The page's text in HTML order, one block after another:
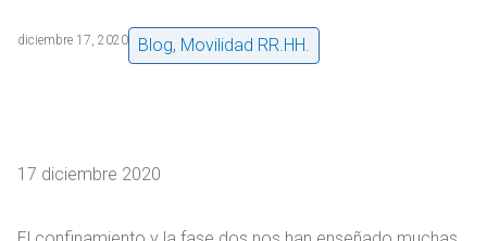
diciembre 17, 2020 Blog, Movilidad RR.HH.
17 diciembre 2020